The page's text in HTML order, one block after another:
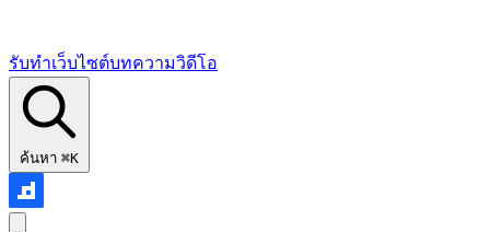
รับทำเว็บไซต์บทความวิดีโอ
ค้นหา ⌘K